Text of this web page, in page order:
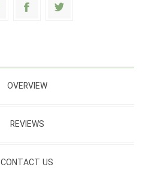
OVERVIEW
REVIEWS
CONTACT US